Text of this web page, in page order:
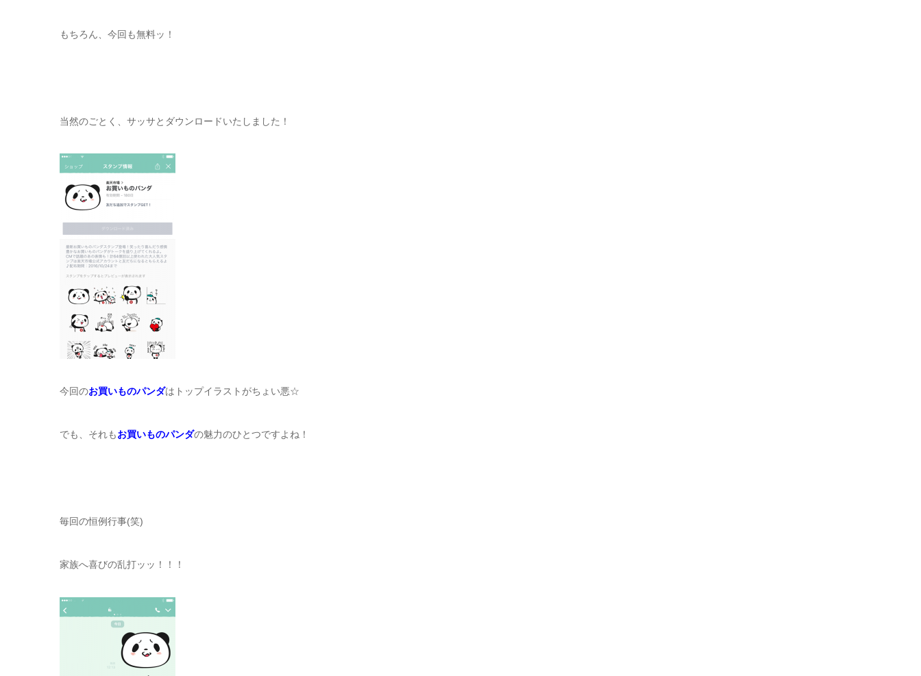
もちろん、今回も無料ッ！
当然のごとく、サッサとダウンロードいたしました！
今回のお買いものパンダはトップイラストがちょい悪☆
でも、それもお買いものパンダの魅力のひとつですよね！
毎回の恒例行事(笑)
家族へ喜びの乱打ッッ！！！